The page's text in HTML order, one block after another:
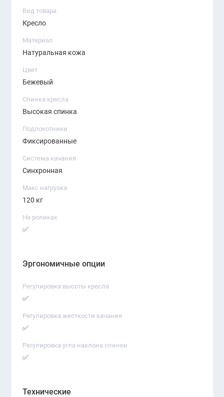
Подлокотники: фиксированные
Максимальная нагрузка: до 120 кг
Преимущества:
Удобная эргономика для повседневной работы
домашних кабинетов.
Вид товара
Кресло
Материал
Натуральная кожа
Цвет
Бежевый
Спинка кресла
Высокая спинка
Подлокотники
Фиксированные
Система качания
Синхронная
Макс нагрузка
120 кг
На роликах
✅
Эргономичные опции
Регулировка высоты кресла
✅
Регулировка жесткости качания
✅
Регулировка угла наклона спинки
✅
Технические